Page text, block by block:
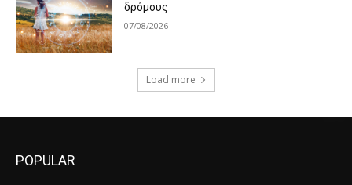
δρόμους
07/08/2026
Load more
POPULAR